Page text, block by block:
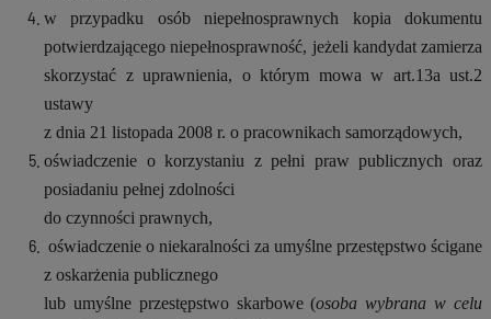
w przypadku osób niepełnosprawnych kopia dokumentu
potwierdzającego niepełnosprawność, jeżeli kandydat zamierza
skorzystać z uprawnienia, o którym mowa w art.13a ust.2
ustawy
z dnia 21 listopada 2008 r. o pracownikach samorządowych,
oświadczenie o korzystaniu z pełni praw publicznych oraz
posiadaniu pełnej zdolności
do czynności prawnych,
oświadczenie o niekaralności za umyślne przestępstwo ścigane
z oskarżenia publicznego
lub umyślne przestępstwo skarbowe (osoba wybrana w celu